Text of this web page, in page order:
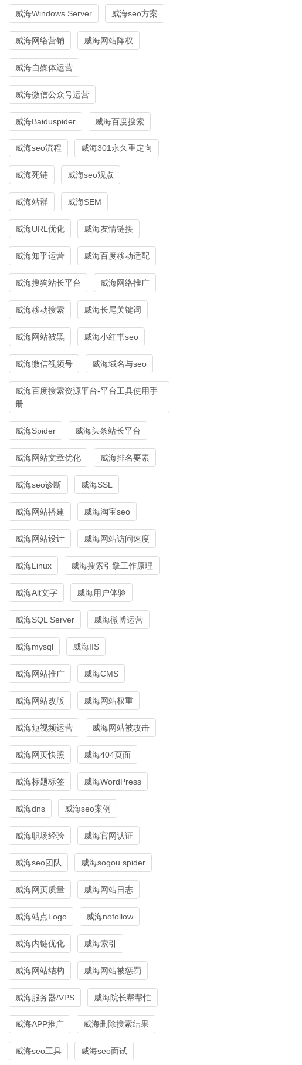
威海Windows Server 威海seo方案
威海网络营销 威海网站降权
威海自媒体运营
威海微信公众号运营
威海Baiduspider 威海百度搜索
威海seo流程 威海301永久重定向
威海死链 威海seo观点
威海站群 威海SEM
威海URL优化 威海友情链接
威海知乎运营 威海百度移动适配
威海搜狗站长平台 威海网络推广
威海移动搜索 威海长尾关键词
威海网站被黑 威海小红书seo
威海微信视频号 威海域名与seo
威海百度搜索资源平台-平台工具使用手
册
威海Spider 威海头条站长平台
威海网站文章优化 威海排名要素
威海seo诊断 威海SSL
威海网站搭建 威海淘宝seo
威海网站设计 威海网站访问速度
威海Linux 威海搜索引擎工作原理
威海Alt文字 威海用户体验
威海SQL Server 威海微博运营
威海mysql 威海IIS
威海网站推广 威海CMS
威海网站改版 威海网站权重
威海短视频运营 威海网站被攻击
威海网页快照 威海404页面
威海标题标签 威海WordPress
威海dns 威海seo案例
威海职场经验 威海官网认证
威海seo团队 威海sogou spider
威海网页质量 威海网站日志
威海站点Logo 威海nofollow
威海内链优化 威海索引
威海网站结构 威海网站被惩罚
威海服务器/VPS 威海院长帮帮忙
威海APP推广 威海删除搜索结果
威海seo工具 威海seo面试